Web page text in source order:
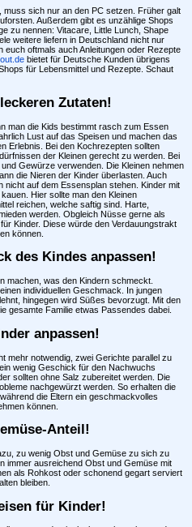
muss sich nur an den PC setzen. Früher galt
Außerdem gibt es unzählige Shops
zu nennen: Vitacare, Little Lunch, Shape
weitere liefern in Deutschland nicht nur
oftmals auch Anleitungen oder Rezepte
bietet für Deutsche Kunden übrigens
für Lebensmittel und Rezepte. Schaut
Zutaten!
man die Kids bestimmt rasch zum Essen
Lust auf das Speisen und machen das
Erlebnis. Bei den Kochrezepten sollten
der Kleinen gerecht zu werden. Bei
Gewürze verwenden. Die Kleinen nehmen
die Nieren der Kinder überlasten. Auch
nicht auf dem Essensplan stehen. Kinder mit
Hier sollte man den Kleinen
reichen, welche saftig sind. Harte,
werden. Obgleich Nüsse gerne als
Kinder. Diese würde den Verdauungstrakt
können.
des Kindes anpassen!
machen, was den Kindern schmeckt.
individuellen Geschmack. In jungen
hingegen wird Süßes bevorzugt. Mit den
gesamte Familie etwas Passendes dabei.
anpassen!
mehr notwendig, zwei Gerichte parallel zu
wenig Geschick für den Nachwuchs
sollten ohne Salz zubereitet werden. Die
nachgewürzt werden. So erhalten die
die Eltern ein geschmackvolles
können.
Anteil!
zu wenig Obst und Gemüse zu sich zu
immer ausreichend Obst und Gemüse mit
als Rohkost oder schonend gegart serviert
bleiben.
für Kinder!